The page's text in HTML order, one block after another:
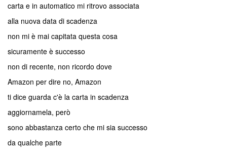
carta e in automatico mi ritrovo associata
alla nuova data di scadenza
non mi è mai capitata questa cosa
sicuramente è successo
non di recente, non ricordo dove
Amazon per dire no, Amazon
ti dice guarda c'è la carta in scadenza
aggiornamela, però
sono abbastanza certo che mi sia successo
da qualche parte